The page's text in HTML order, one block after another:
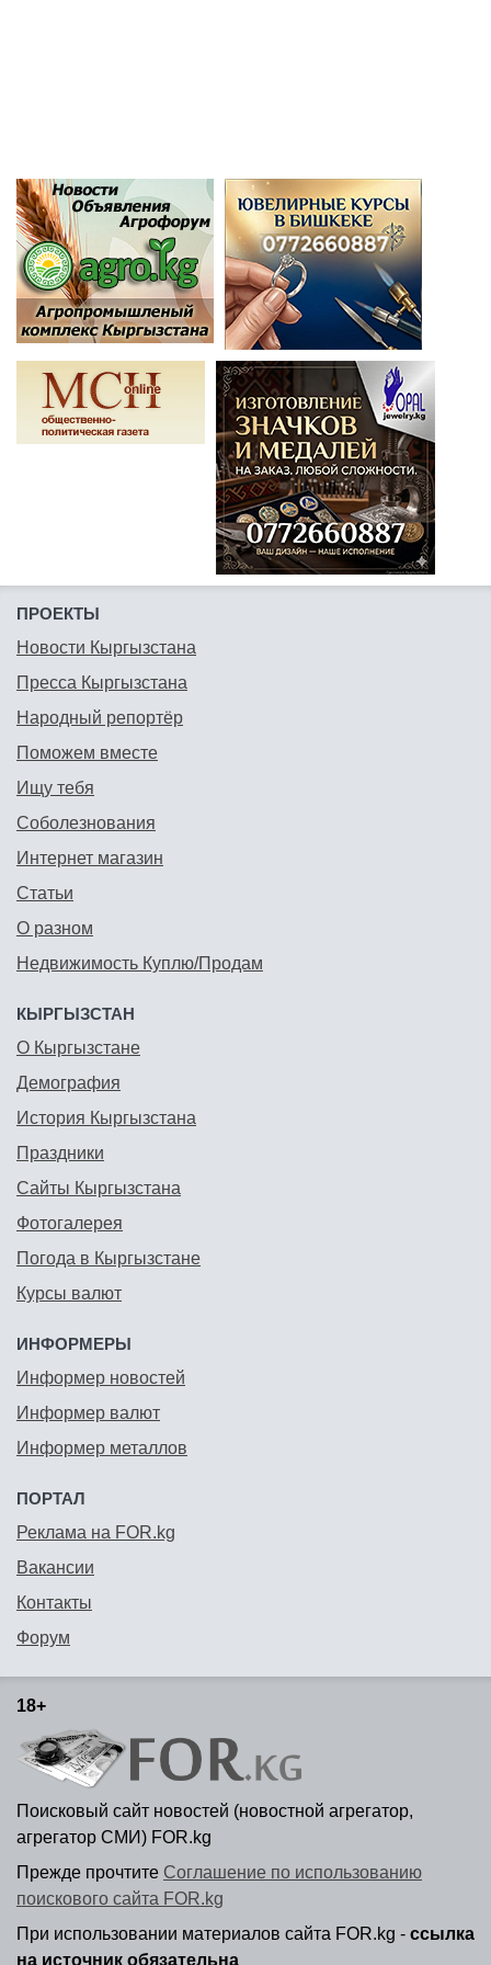
ПРОЕКТЫ
Новости Кыргызстана
Пресса Кыргызстана
Народный репортёр
Поможем вместе
Ищу тебя
Соболезнования
Интернет магазин
Статьи
О разном
Недвижимость Куплю/Продам
КЫРГЫЗСТАН
О Кыргызстане
Демография
История Кыргызстана
Праздники
Сайты Кыргызстана
Фотогалерея
Погода в Кыргызстане
Курсы валют
ИНФОРМЕРЫ
Информер новостей
Информер валют
Информер металлов
ПОРТАЛ
Реклама на FOR.kg
Вакансии
Контакты
Форум
18+
Поисковый сайт новостей (новостной агрегатор,
агрегатор СМИ) FOR.kg
Прежде прочтите Соглашение по использованию
поискового сайта FOR.kg
При использовании материалов сайта FOR.kg - ссылка
на источник обязательна